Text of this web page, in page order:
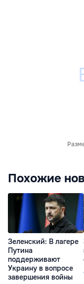
Похожие
Зеленский: В лагере
Путина
поддерживают
Украину в вопросе
завершения войны